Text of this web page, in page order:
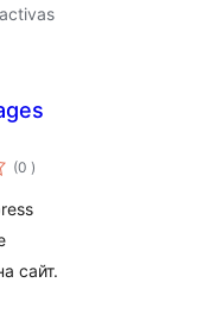
(0 classificações
)
сайт.